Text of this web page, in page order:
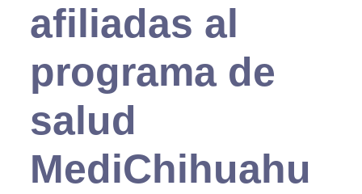
afiliadas al
programa de
salud
MediChihuahu